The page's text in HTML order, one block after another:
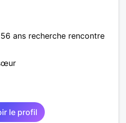
ans recherche rencontre
le profil